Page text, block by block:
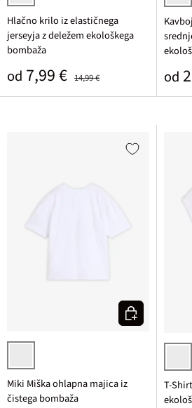
temno modra
Hlačno krilo iz elastičnega
jerseyja z deležem ekološkega
bombaža
Prodajna cena
od 7,99 € 14,99 € od
bela potiskana
Miki Miška ohlapna majica iz
čistega bombaža
Izberi varianto
bela
T-